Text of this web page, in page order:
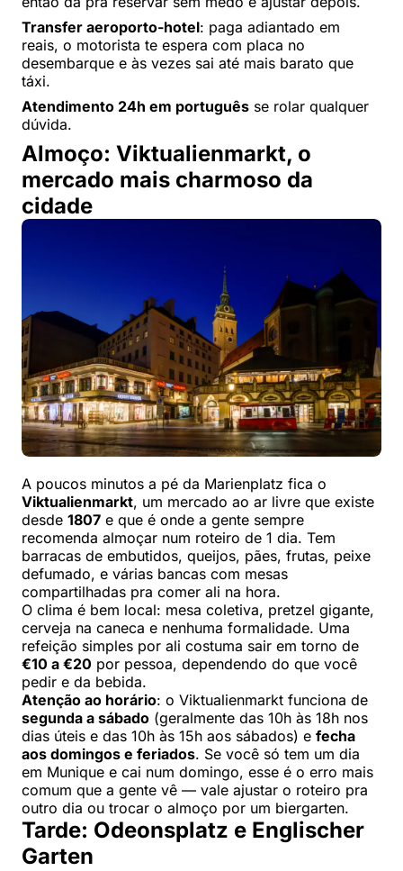
Transfer aeroporto-hotel: paga adiantado em
reais, o motorista te espera com placa no
desembarque e às vezes sai até mais barato que
táxi.
Atendimento 24h em português se rolar qualquer
dúvida.
Almoço: Viktualienmarkt, o
mercado mais charmoso da
cidade
A poucos minutos a pé da Marienplatz fica o
Viktualienmarkt, um mercado ao ar livre que existe
desde 1807 e que é onde a gente sempre
recomenda almoçar num roteiro de 1 dia. Tem
barracas de embutidos, queijos, pães, frutas, peixe
defumado, e várias bancas com mesas
compartilhadas pra comer ali na hora.
O clima é bem local: mesa coletiva, pretzel gigante,
cerveja na caneca e nenhuma formalidade. Uma
refeição simples por ali costuma sair em torno de
€10 a €20 por pessoa, dependendo do que você
pedir e da bebida.
Atenção ao horário: o Viktualienmarkt funciona de
segunda a sábado (geralmente das 10h às 18h nos
dias úteis e das 10h às 15h aos sábados) e fecha
aos domingos e feriados. Se você só tem um dia
em Munique e cai num domingo, esse é o erro mais
comum que a gente vê — vale ajustar o roteiro pra
outro dia ou trocar o almoço por um biergarten.
Tarde: Odeonsplatz e Englischer
Garten